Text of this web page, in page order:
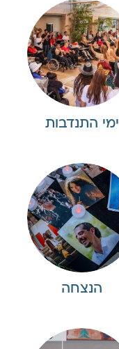
ימי התנדבות
הנצחה